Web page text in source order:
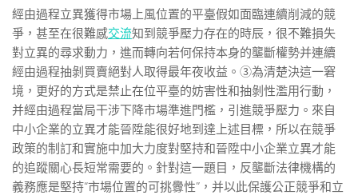
經由過程立異獲得市場上風位置的平臺假如面臨連續削減的競
爭，甚至在很難感交流知到競爭壓力存在的時辰，很不難損失
對立異的尋求動力，進而轉向若何保持本身的壟斷權勢并連續
經由過程抽剝買賣絕對人取得最年夜收益。③為清楚決這一窘
境，更好的方式是禁止在位平臺的妨害性和抽剝性濫用行動，
并經由過程當局干涉下降市場準進門檻，引進競爭壓力。來自
中小企業的立異才能晉陞能很好地到達上述目標，所以在競爭
政策的制訂和實施中加大力度對堅持和晉陞中小企業立異才能
的追蹤關心長短常需要的。針對這一題目，反壟斷法律機構的
義務應是堅持“市場位置的可挑釁性”，并以此保護公正競爭和立